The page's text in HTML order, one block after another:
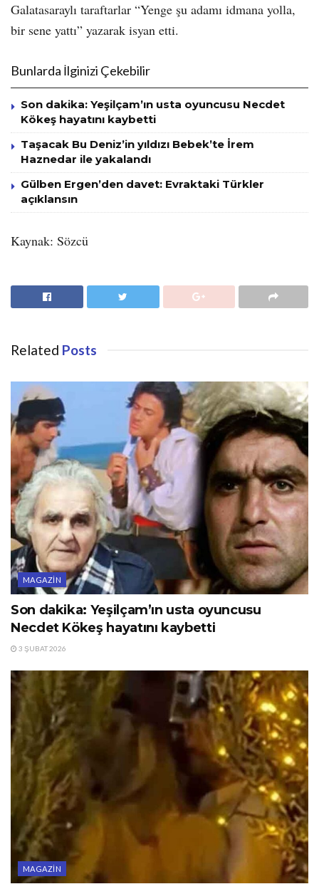
Galatasaraylı taraftarlar “Yenge şu adamı idmana yolla,
bir sene yattı” yazarak isyan etti.
Bunlarda İlginizi Çekebilir
Son dakika: Yeşilçam’ın usta oyuncusu Necdet
Kökeş hayatını kaybetti
Taşacak Bu Deniz’in yıldızı Bebek’te İrem
Haznedar ile yakalandı
Gülben Ergen’den davet: Evraktaki Türkler
açıklansın
Kaynak: Sözcü
Related Posts
MAGAZIN
Son dakika: Yeşilçam’ın usta oyuncusu
Necdet Kökeş hayatını kaybetti
3 ŞUBAT 2026
MAGAZIN